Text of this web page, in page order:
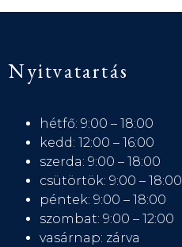
Nyitvatartás
hétfő: 9:00 – 18:00
kedd: 12:00 – 16:00
szerda: 9:00 – 18:00
csütörtök: 9:00 – 18:00
péntek: 9:00 – 18:00
szombat: 9:00 – 12:00
vasárnap: zárva